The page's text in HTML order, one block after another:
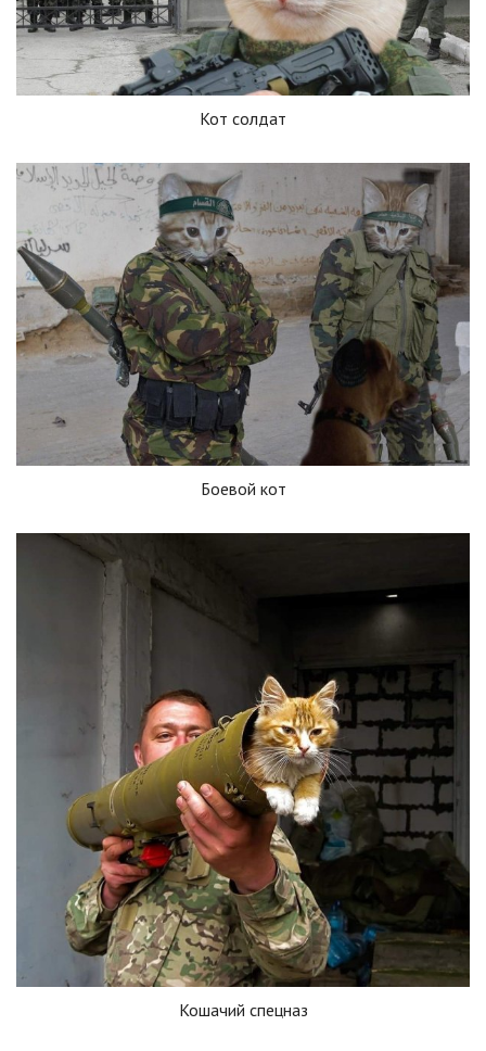
Кот солдат
Боевой кот
Кошачий спецназ